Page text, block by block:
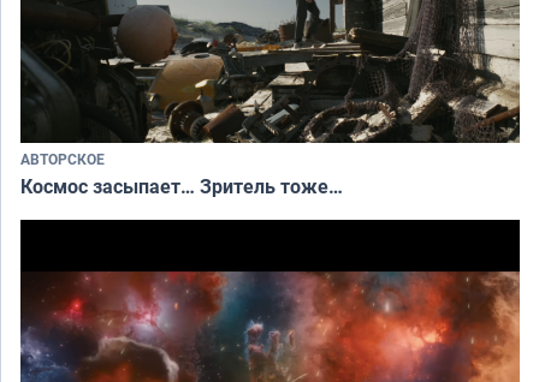
АВТОРСКОЕ
Космос засыпает… Зритель тоже…